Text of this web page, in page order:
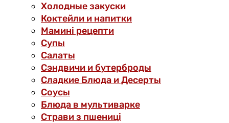
Холодные закуски
Коктейли и напитки
Мамині рецепти
Супы
Салаты
Сэндвичи и бутерброды
Сладкие Блюда и Десерты
Соусы
Блюда в мультиварке
Страви з пшениці